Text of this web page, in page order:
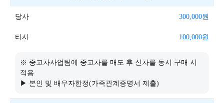
당사 300,000원
타사 100,000원
※ 중고차사업팀에 중고차를 매도 후 신차를 동시 구매 시
적용
▶ 본인 및 배우자한정(가족관계증명서 제출)